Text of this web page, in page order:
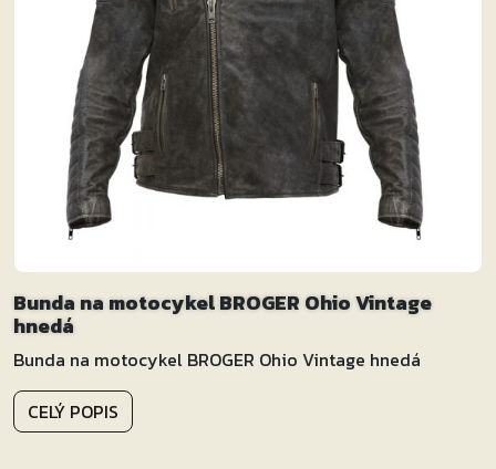
Bunda na motocykel BROGER Ohio Vintage
hnedá
Bunda na motocykel BROGER Ohio Vintage hnedá
CELÝ POPIS